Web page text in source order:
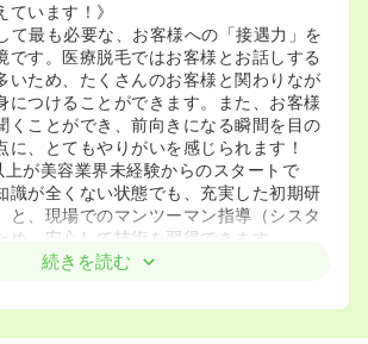
います！》
最も必要な、お客様への「接遇力」を
です。医療脱毛ではお客様とお話しする
いため、たくさんのお客様と関わりなが
につけることができます。また、お客様
くことができ、前向きになる瞬間を目の
に、とてもやりがいを感じられます！
が美容業界未経験からのスタートで
識が全くない状態でも、充実した初期研
と、現場でのマンツーマン指導（シスタ
め、安心して技術を習得できます。
場に配属された後でも、先輩方が優し
声掛け、手技、手順、物品、立ち位置な
続きを読む